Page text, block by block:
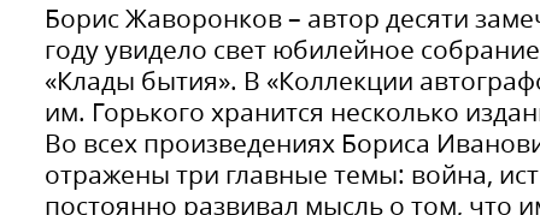
Борис Жаворонков – автор десяти
году увидело свет юбилейное
«Клады бытия». В «Коллекции
им. Горького хранится несколько
Во всех произведениях Бориса
отражены три главные темы: война,
постоянно развивал мысль о том, что